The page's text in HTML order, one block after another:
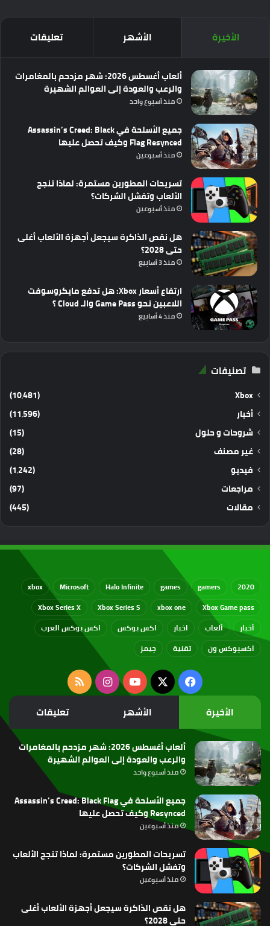
الأخيرة الأشهر تعليقات
ألعاب أغسطس 2026: شهر مزدحم بالمغامرات
والرعب والعودة إلى العوالم الشهيرة
منذ أسبوع واحد
جميع الأسلحة في Assassin’s Creed: Black
Flag Resynced وكيف تحصل عليها
منذ أسبوعين
تسريحات المطورين مستمرة: لماذا تنجح
الألعاب وتفشل الشركات؟
منذ أسبوعين
هل نقص الذاكرة سيجعل أجهزة الألعاب أغلى
حتى 2028؟
منذ 3 أسابيع
ارتفاع أسعار Xbox: هل تدفع مايكروسوفت
اللاعبين نحو Game Pass والـ Cloud ؟
منذ 4 أسابيع
تصنيفات
Xbox
(10٬481)
أخبار
(11٬596)
شروحات و حلول
(15)
غير مصنف
(28)
فيديو
(1٬242)
مراجعات
(97)
مقالات
(445)
2020
gamers
games
Halo Infinite
Microsoft
xbox
Xbox Game pass
xbox one
Xbox Series S
Xbox Series X
أخبار
ألعاب اخبار اكس بوكس
اكس بوكس العرب
اكسبوكس ون
تقنية جيمز
فيسبوك
‫X
‫YouTubeانستقرامملخص
الموقع
RSS
الأخيرة الأشهر تعليقات
ألعاب أغسطس 2026: شهر مزدحم بالمغامرات
والرعب والعودة إلى العوالم الشهيرة
منذ أسبوع واحد
جميع الأسلحة في Assassin’s Creed: Black Flag
Resynced وكيف تحصل عليها
منذ أسبوعين
تسريحات المطورين مستمرة: لماذا تنجح الألعاب
وتفشل الشركات؟
منذ أسبوعين
هل نقص الذاكرة سيجعل أجهزة الألعاب أغلى
حتى 2028؟